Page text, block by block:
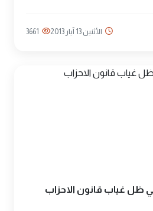
الأثنين 13 آيار 2013 3661
ظل غياب قانون الاحزاب